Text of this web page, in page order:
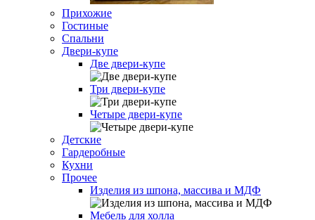
Прихожие
Гостиные
Спальни
Двери-купе
Две двери-купе
Три двери-купе
Четыре двери-купе
Детские
Гардеробные
Кухни
Прочее
Изделия из шпона, массива и МДФ
Мебель для холла